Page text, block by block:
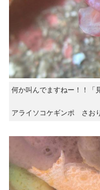
何か叫んでますねー！！「
アライソコケギンポ さお